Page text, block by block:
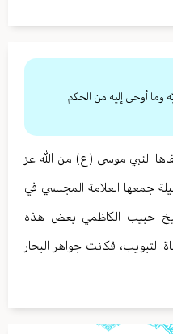
أوحى إليه من الحكم
النبي موسى (ع) من الله عز
جمعها العلامة المجلسي في
حبيب الكاظمي بعض هذه
فكانت جواهر البحار